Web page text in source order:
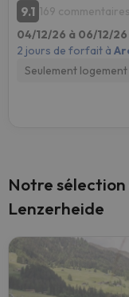
9.1 169 commentaires
04/12/26 à 06/12/26
2 jours de forfait à
Seulement logement
Notre
Lenzerheide